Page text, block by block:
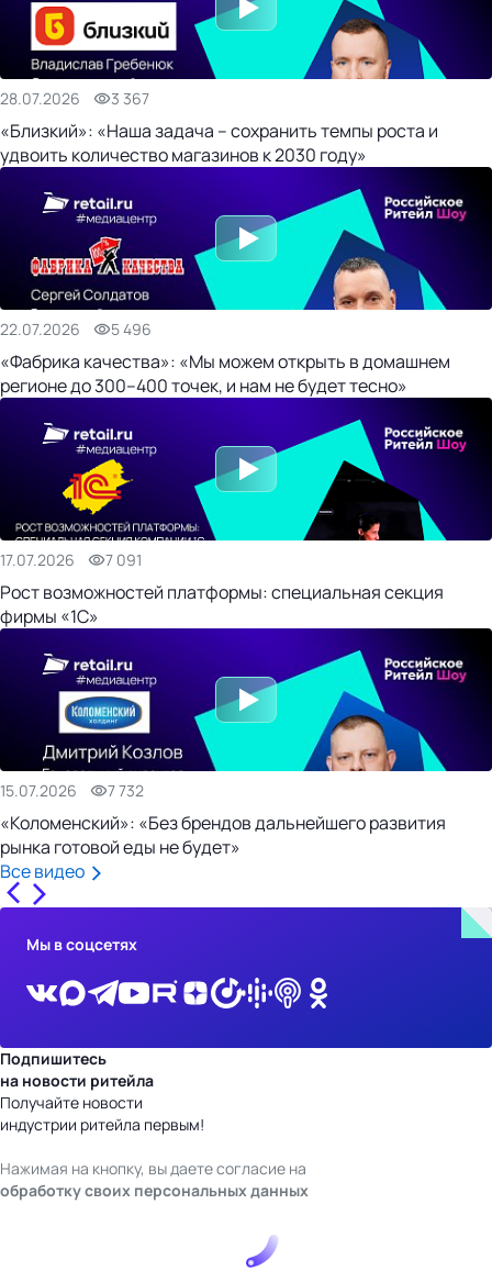
28.07.2026 3 367
«Близкий»: «Наша задача – сохранить темпы роста и
удвоить количество магазинов к 2030 году»
22.07.2026 5 496
«Фабрика качества»: «Мы можем открыть в домашнем
регионе до 300–400 точек, и нам не будет тесно»
17.07.2026 7 091
Рост возможностей платформы: специальная секция
фирмы «1С»
15.07.2026 7 732
«Коломенский»: «Без брендов дальнейшего развития
рынка готовой еды не будет»
Все видео
Мы в соцсетях
Подпишитесь
на новости ритейла
Получайте новости
индустрии ритейла первым!
Нажимая на кнопку, вы даете согласие на
обработку своих персональных данных